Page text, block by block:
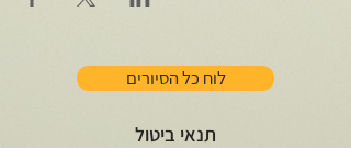
לוח כל הסיורים
תנאי ביטול